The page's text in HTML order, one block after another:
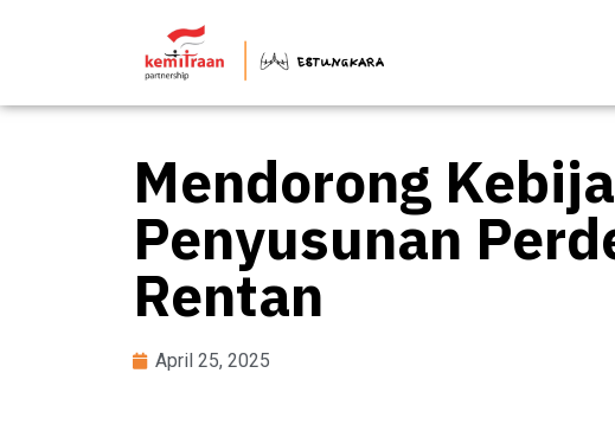
Mendorong
Penyusunan
Rentan
April 25, 2025